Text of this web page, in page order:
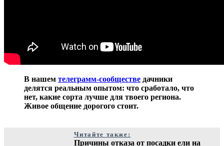
В нашем телеграмм-сообществе дачники
делятся реальным опытом: что сработало, что
нет, какие сорта лучше для твоего региона.
Живое общение дорогого стоит.
Читайте также:
Причины отказа от посадки ели на